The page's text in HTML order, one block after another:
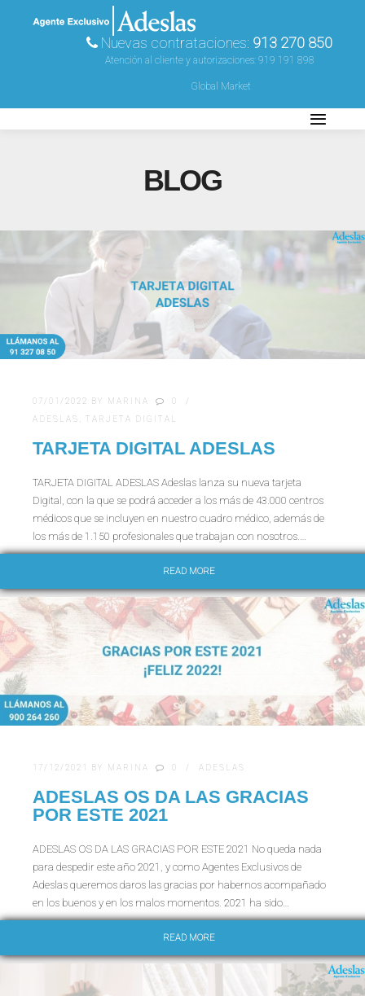
Nuevas contrataciones: 913 270 850
Atención al cliente y autorizaciones: 919 191 898
Global Market
BLOG
07/01/2022 BY MARINA
0
ADESLAS
TARJETA DIGITAL
TARJETA DIGITAL ADESLAS
TARJETA DIGITAL ADESLAS Adeslas lanza su nueva tarjeta
Digital, con la que se podrá acceder a los más de 43.000 centros
médicos que se incluyen en nuestro cuadro médico, además de
los más de 1.150 profesionales que trabajan con nosotros.…
READ MORE
17/12/2021 BY MARINA 0 ADESLAS
ADESLAS OS DA LAS GRACIAS
POR ESTE 2021
ADESLAS OS DA LAS GRACIAS POR ESTE 2021 No queda nada
para despedir este año 2021, y como Agentes Exclusivos de
Adeslas queremos daros las gracias por habernos acompañado
en los buenos y en los malos momentos. 2021 ha sido…
READ MORE